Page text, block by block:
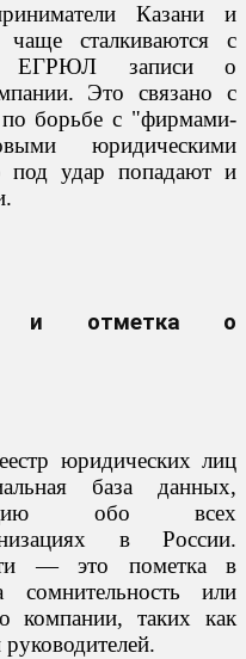
Казани и
чаще сталкиваются с
ЕГРЮЛ записи о
Это связано с
борьбе с "фирмами-
юридическими
под удар попадают и
и отметка о
юридических лиц
база данных,
обо всех
в России.
— это пометка в
или
компании, таких как
руководителей.